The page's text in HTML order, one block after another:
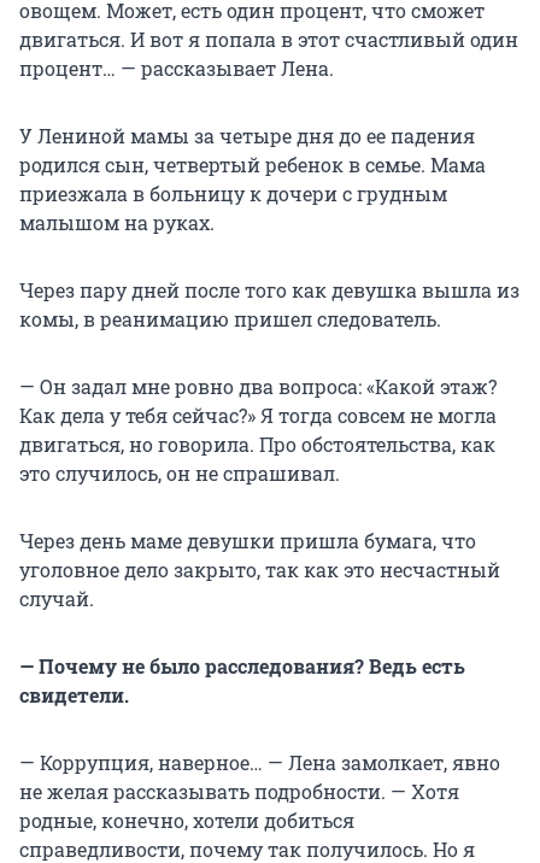
овощем. Может, есть один процент, что сможет
двигаться. И вот я попала в этот счастливый один
процент… — рассказывает Лена.
У Лениной мамы за четыре дня до ее падения
родился сын, четвертый ребенок в семье. Мама
приезжала в больницу к дочери с грудным
малышом на руках.
Через пару дней после того как девушка вышла из
комы, в реанимацию пришел следователь.
— Он задал мне ровно два вопроса: «Какой этаж?
Как дела у тебя сейчас?» Я тогда совсем не могла
двигаться, но говорила. Про обстоятельства, как
это случилось, он не спрашивал.
Через день маме девушки пришла бумага, что
уголовное дело закрыто, так как это несчастный
случай.
— Почему не было расследования? Ведь есть
свидетели.
— Коррупция, наверное… — Лена замолкает, явно
не желая рассказывать подробности. — Хотя
родные, конечно, хотели добиться
справедливости, почему так получилось. Но я